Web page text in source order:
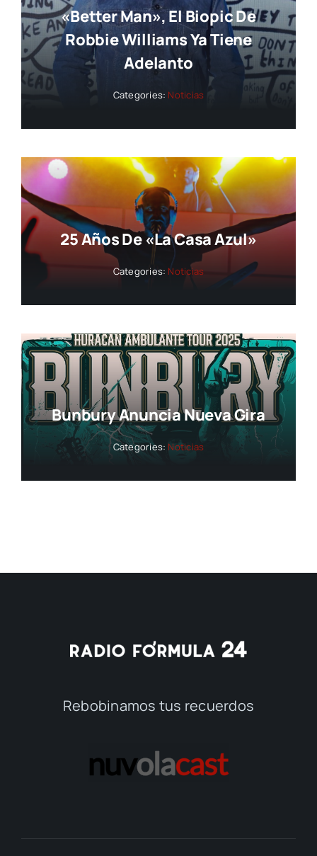
«Better Man», El Biopic De
Robbie Williams Ya Tiene
Adelanto
Categories: Noticias
25 Años De «La Casa Azul»
Categories: Noticias
Bunbury Anuncia Nueva Gira
Categories: Noticias
Rebobinamos tus recuerdos